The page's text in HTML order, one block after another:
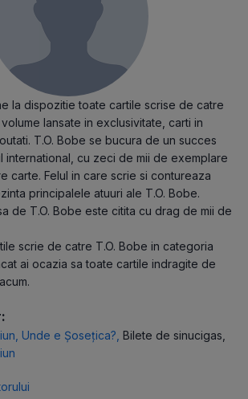
la dispozitie toate cartile scrise de catre
lansate in exclusivitate, carti in
T.O. Bobe se bucura de un succes
international, cu zeci de mii de exemplare
carte. Felul in care scrie si contureaza
principalele atuuri ale T.O. Bobe.
de T.O. Bobe este citita cu drag de mii de
scrie de catre T.O. Bobe in categoria
ai ocazia sa toate cartile indragite de
Unde e Șosețica? Bilete de sinucigas